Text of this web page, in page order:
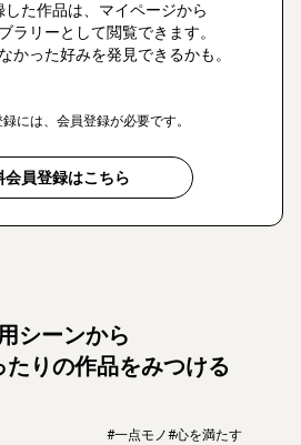
した作品は、マイページから
ラリーとして閲覧できます。
かった好みを発見できるかも。
には、会員登録が必要です。
会員登録はこちら
シーンから
たりの作品をみつける
#一点モノ#心を満たす